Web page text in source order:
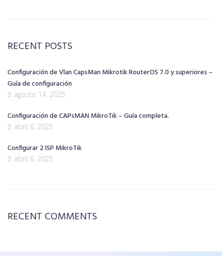
RECENT POSTS
Configuración de Vlan CapsMan Mikrotik RouterOS 7.0 y superiores –
Guía de configuración
agosto 14, 2025
Configuración de CAPsMAN MikroTik – Guía completa.
abril 8, 2025
Configurar 2 ISP MikroTik
abril 8, 2025
RECENT COMMENTS